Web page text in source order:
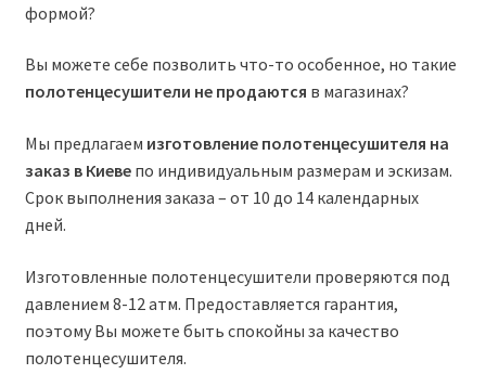
формой?
Вы можете себе позволить что-то особенное, но такие
полотенцесушители не продаются в магазинах?
Мы предлагаем изготовление полотенцесушителя на
заказ в Киевепо индивидуальным размерам и эскизам.
Срок выполнения заказа – от 10 до 14 календарных
дней.
Изготовленные полотенцесушители проверяются под
давлением 8-12 атм. Предоставляется гарантия,
поэтому Вы можете быть спокойны за качество
полотенцесушителя.